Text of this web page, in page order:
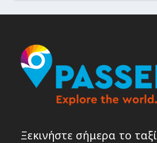
Ξεκινήστε σήμερα το